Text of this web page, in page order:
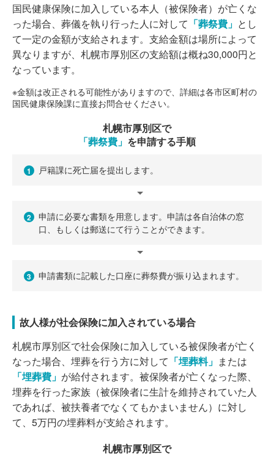
国民健康保険に加入している本人（被保険者）が亡くな
った場合、葬儀を執り行った人に対して 「葬祭費」 とし
て一定の金額が支給されます。支給金額は場所によって
異なりますが、札幌市厚別区の支給額は概ね30,000円と
なっています。
※金額は改正される可能性がありますので、詳細は各市区町村の
国民健康保険課に直接お問合せください。
札幌市厚別区で
「葬祭費」 を申請する手順
1 戸籍課に死亡届を提出します。
2
申請に必要な書類を用意します。申請は各自治体の窓
口、もしくは郵送にて行うことができます。
3 申請書類に記載した口座に葬祭費が振り込まれます。
故人様が社会保険に加入されている場合
札幌市厚別区で社会保険に加入している被保険者が亡く
なった場合、埋葬を行う方に対して 「埋葬料」 または
「埋葬費」 が給付されます。被保険者が亡くなった際、
埋葬を行った家族（被保険者に生計を維持されていた人
であれば、被扶養者でなくてもかまいません）に対し
て、5万円の埋葬料が支給されます。
札幌市厚別区で